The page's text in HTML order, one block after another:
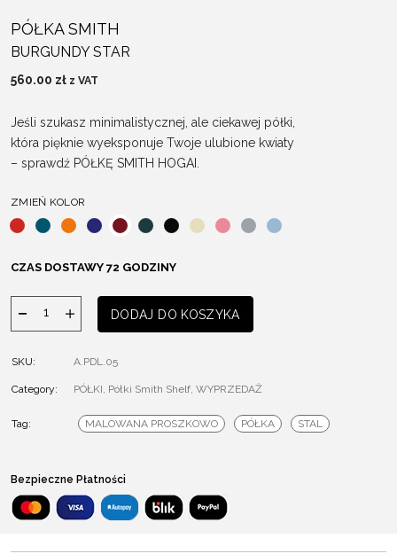
PÓŁKA SMITH
BURGUNDY STAR
560.00 zł z VAT
Jeśli szukasz minimalistycznej, ale ciekawej półki,
która pięknie wyeksponuje Twoje ulubione kwiaty
– sprawdź PÓŁKĘ SMITH HOGAI.
ZMIEŃ KOLOR
CZAS DOSTAWY 72 GODZINY
ilość
Półka
DODAJ DO KOSZYKA
SKU: A.PDL.05
Category: PÓŁKI, Półki Smith Shelf, WYPRZEDAŻ
Tag: MALOWANA PROSZKOWO PÓŁKA STAL
Bezpieczne Płatności